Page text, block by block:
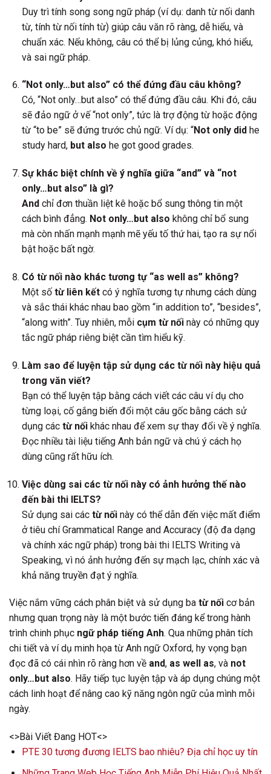
Duy trì tính song song ngữ pháp (ví dụ: danh từ nối danh
từ, tính từ nối tính từ) giúp câu văn rõ ràng, dễ hiểu, và
chuẩn xác. Nếu không, câu có thể bị lủng củng, khó hiểu,
và sai ngữ pháp.
“Not only…but also” có thể đứng đầu câu không?
Có, “Not only…but also” có thể đứng đầu câu. Khi đó, câu
sẽ đảo ngữ ở vế “not only”, tức là trợ động từ hoặc động
từ “to be” sẽ đứng trước chủ ngữ. Ví dụ: “Not only did he
study hard, but also he got good grades.
Sự khác biệt chính về ý nghĩa giữa “and” và “not
only…but also” là gì?
And chỉ đơn thuần liệt kê hoặc bổ sung thông tin một
cách bình đẳng. Not only…but also không chỉ bổ sung
mà còn nhấn mạnh mạnh mẽ yếu tố thứ hai, tạo ra sự nổi
bật hoặc bất ngờ.
Có từ nối nào khác tương tự “as well as” không?
Một số từ liên kếtcó ý nghĩa tương tự nhưng cách dùng
và sắc thái khác nhau bao gồm “in addition to”, “besides”,
“along with”. Tuy nhiên, mỗi cụm từ nốinày có những quy
tắc ngữ pháp riêng biệt cần tìm hiểu kỹ.
Làm sao để luyện tập sử dụng các từ nối này hiệu quả
trong văn viết?
Bạn có thể luyện tập bằng cách viết các câu ví dụ cho
từng loại, cố gắng biến đổi một câu gốc bằng cách sử
dụng các từ nốikhác nhau để xem sự thay đổi về ý nghĩa.
Đọc nhiều tài liệu tiếng Anh bản ngữ và chú ý cách họ
dùng cũng rất hữu ích.
Việc dùng sai các từ nối này có ảnh hưởng thế nào
đến bài thi IELTS?
Sử dụng sai các từ nốinày có thể dẫn đến việc mất điểm
ở tiêu chí Grammatical Range and Accuracy (độ đa dạng
và chính xác ngữ pháp) trong bài thi IELTS Writing và
Speaking, vì nó ảnh hưởng đến sự mạch lạc, chính xác và
khả năng truyền đạt ý nghĩa.
Việc nắm vững cách phân biệt và sử dụng ba từ nối cơ bản
nhưng quan trọng này là một bước tiến đáng kể trong hành
trình chinh phục ngữ pháp tiếng Anh. Qua những phân tích
chi tiết và ví dụ minh họa từ Anh ngữ Oxford, hy vọng bạn
đọc đã có cái nhìn rõ ràng hơn về and, as well as, và not
only…but also. Hãy tiếp tục luyện tập và áp dụng chúng một
cách linh hoạt để nâng cao kỹ năng ngôn ngữ của mình mỗi
ngày.
<>Bài Viết Đang HOT<>
PTE 30 tương đương IELTS bao nhiêu? Địa chỉ học uy tín